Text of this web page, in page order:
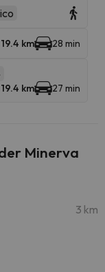
19.4 km 28 min
19.4 km 27 min
Minerva
3 km